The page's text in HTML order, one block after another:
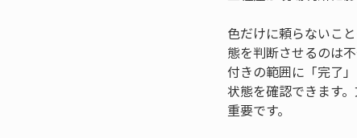
色だけに頼らないこ
態を判断させるのは
付きの範囲に「完了
状態を確認できます
重要です。